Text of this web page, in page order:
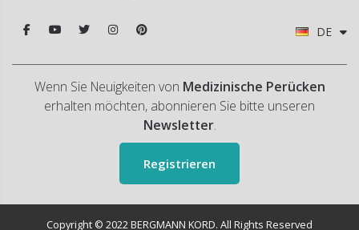
DE
Wenn Sie Neuigkeiten von Medizinische Perücken
erhalten möchten, abonnieren Sie bitte unseren
Newsletter.
Registrieren
Copyright © 2022 BERGMANN KORD. All Rights Reserved